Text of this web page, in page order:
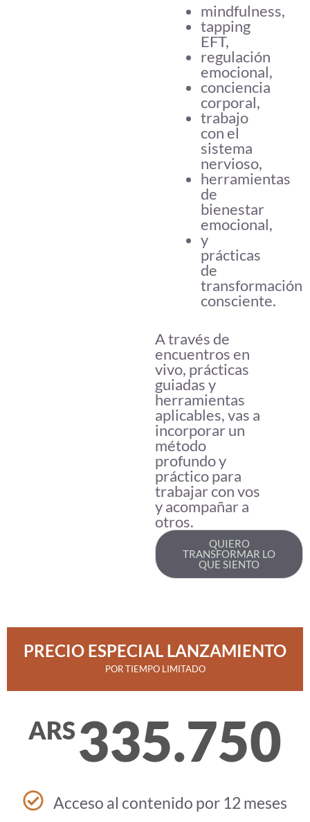
mindfulness,
tapping
EFT,
regulación
emocional,
conciencia
corporal,
trabajo
con el
sistema
nervioso,
herramientas
de
bienestar
emocional,
y
prácticas
de
transformación
consciente.
A través de
encuentros en
vivo, prácticas
guiadas y
herramientas
aplicables, vas a
incorporar un
método
profundo y
práctico para
trabajar con vos
y acompañar a
otros.
QUIERO
TRANSFORMAR LO
QUE SIENTO
PRECIO ESPECIAL LANZAMIENTO
POR TIEMPO LIMITADO
ARS335.750
Acceso al contenido por 12 meses